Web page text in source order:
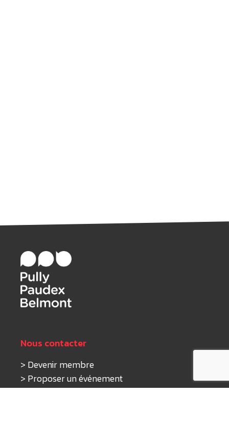
Nous contacter
> Devenir membre
> Proposer un événement
>Nous écrire